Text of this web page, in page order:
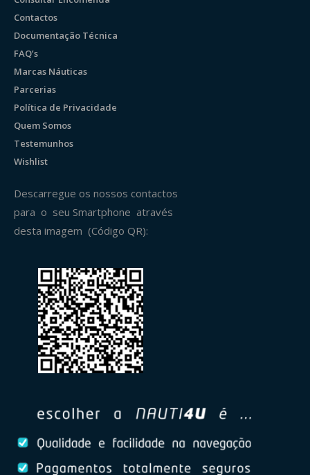
Contactos
Documentação Técnica
FAQ’s
Marcas Náuticas
Parcerias
Política de Privacidade
Quem Somos
Testemunhos
Wishlist
Descarregue os nossos contactos
para o seu Smartphone através
desta imagem (Código QR):